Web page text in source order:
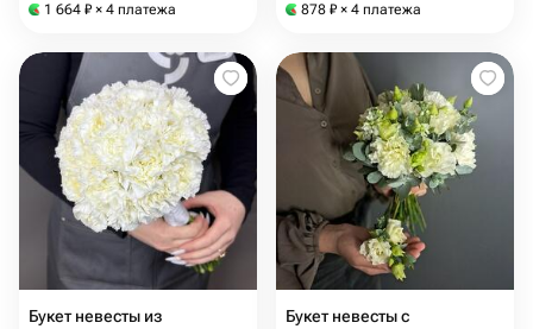
1 664 ₽ × 4 платежа 878 ₽ × 4 платежа
Букет невесты из
Букет невесты с